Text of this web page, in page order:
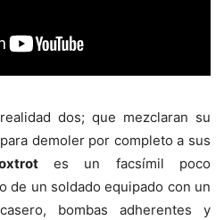
dos; que mezclaran su
demoler por completo a sus
es un facsímil poco
de un soldado equipado con un
bombas adherentes y